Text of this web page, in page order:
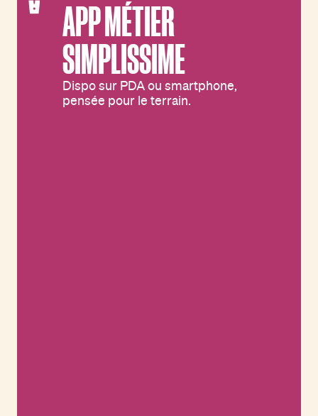
APP MÉTIER
SIMPLISSIME
Dispo sur PDA ou smartphone,
pensée pour le terrain.